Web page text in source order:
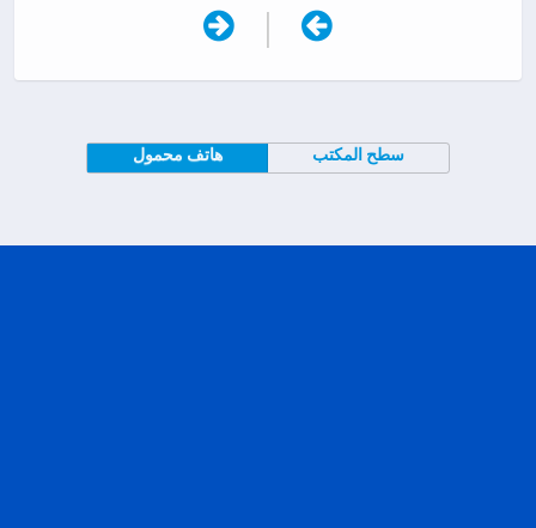
|
هاتف محمول سطح المكتب